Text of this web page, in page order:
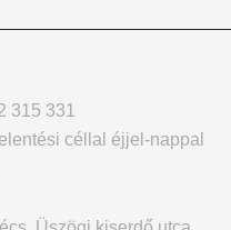
315 331
céllal éjjel-nappal